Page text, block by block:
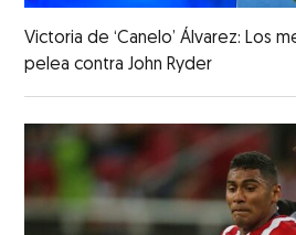
Victoria de ‘Canelo’ Álvarez: Los
pelea contra John Ryder